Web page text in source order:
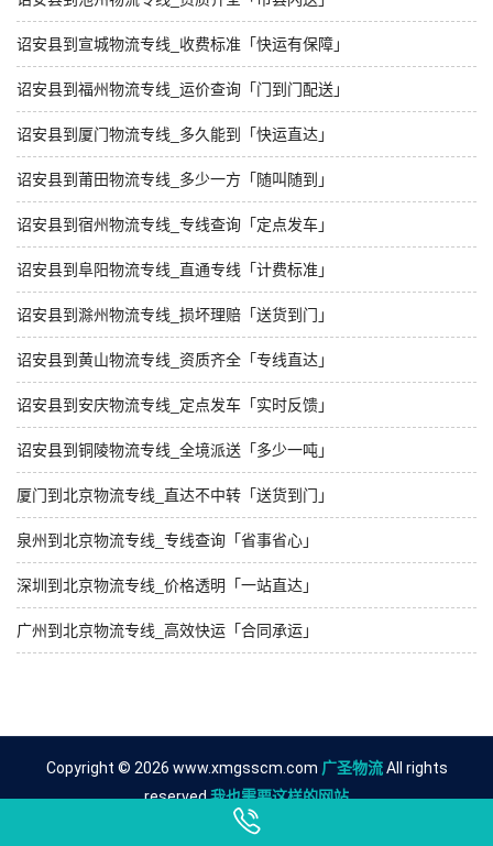
诏安县到宣城物流专线_收费标准「快运有保障」
诏安县到福州物流专线_运价查询「门到门配送」
诏安县到厦门物流专线_多久能到「快运直达」
诏安县到莆田物流专线_多少一方「随叫随到」
诏安县到宿州物流专线_专线查询「定点发车」
诏安县到阜阳物流专线_直通专线「计费标准」
诏安县到滁州物流专线_损坏理赔「送货到门」
诏安县到黄山物流专线_资质齐全「专线直达」
诏安县到安庆物流专线_定点发车「实时反馈」
诏安县到铜陵物流专线_全境派送「多少一吨」
厦门到北京物流专线_直达不中转「送货到门」
泉州到北京物流专线_专线查询「省事省心」
深圳到北京物流专线_价格透明「一站直达」
广州到北京物流专线_高效快运「合同承运」
Copyright © 2026 www.xmgsscm.com 广圣物流All rights
reserved.我也需要这样的网站